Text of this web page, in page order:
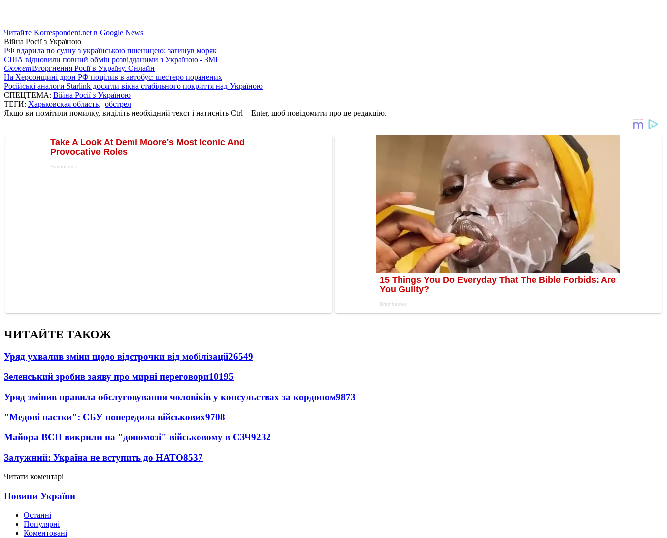
Читайте Korrespondent.net в Google News
Війна Росії з Україною
РФ вдарила по судну з українською пшеницею: загинув моряк
США відновили повний обмін розвідданими з Україною - ЗМІ
СюжетВторгнення Росії в Україну. Онлайн
На Херсонщині дрон РФ поцілив в автобус: шестеро поранених
Російські аналоги Starlink досягли вікна стабільного покриття над Україною
СПЕЦТЕМА: Війна Росії з Україною
ТЕГИ: Харьковская область, обстрел
Якщо ви помітили помилку, виділіть необхідний текст і натисніть Ctrl + Enter, щоб повідомити про це редакцію.
ЧИТАЙТЕ ТАКОЖ
Уряд ухвалив зміни щодо відстрочки від мобілізації26549
Зеленський зробив заяву про мирні переговори10195
Уряд змінив правила обслуговування чоловіків у консульствах за кордоном9873
"Медові пастки": СБУ попередила військових9708
Майора ВСП викрили на "допомозі" військовому в СЗЧ9232
Залужний: Україна не вступить до НАТО8537
Читати коментарі
Новини України
Останні
Популярні
Коментовані